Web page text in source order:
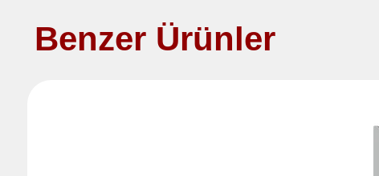
Benzer Ürünler